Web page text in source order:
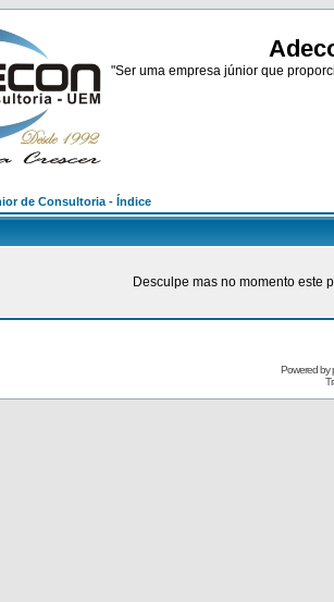
"Ser uma empresa júnior que
de Consultoria - Índice
Desculpe mas no momento este
Powered by